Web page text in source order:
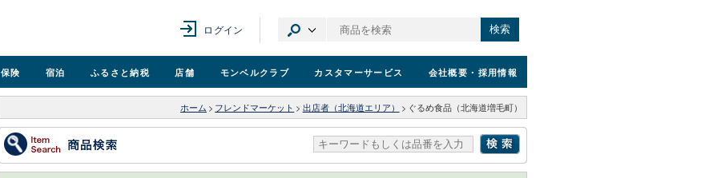
ログイン 検索
保険 宿泊 ふるさと納税 店舗 モンベルクラブ カスタマーサービス 会社概要 ・採用情報
ホーム > フレンドマーケット > 出店者（北海道エリア） > ぐるめ食品（北海道増毛町）